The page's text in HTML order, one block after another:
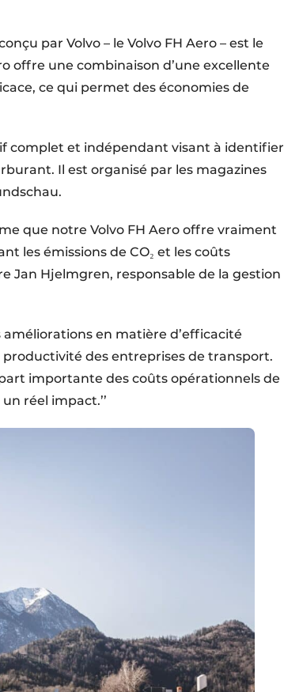
par Volvo – le Volvo FH Aero – est le
offre une combinaison d’une excellente
ce qui permet des économies de
complet et indépendant visant à identifier
Il est organisé par les magazines
que notre Volvo FH Aero offre vraiment
les émissions de CO₂ et les coûts
Jan Hjelmgren, responsable de la gestion
améliorations en matière d’efficacité
des entreprises de transport.
importante des coûts opérationnels de
réel impact.’’